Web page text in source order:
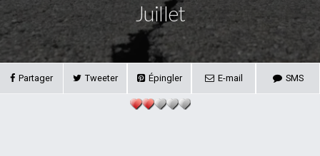
Juillet
Partager Tweeter Épingler E-mail SMS